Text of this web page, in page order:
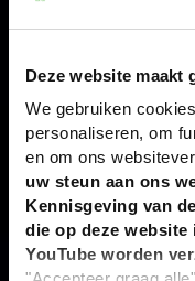
Deze website maakt
We gebruiken
personaliseren, om
en om ons
uw steun aan ons
Kennisgeving van
die op deze website
YouTube worden